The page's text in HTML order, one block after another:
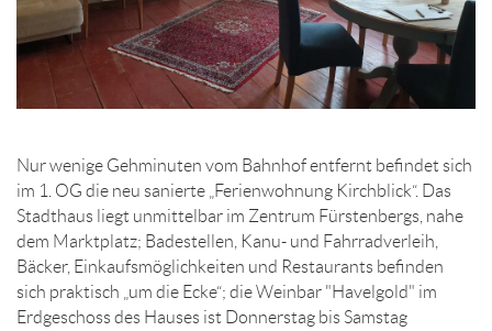
Nur wenige Gehminuten vom Bahnhof entfernt befindet sich
im 1. OG die neu sanierte „Ferienwohnung Kirchblick“. Das
Stadthaus liegt unmittelbar im Zentrum Fürstenbergs, nahe
dem Marktplatz; Badestellen, Kanu- und Fahrradverleih,
Bäcker, Einkaufsmöglichkeiten und Restaurants befinden
sich praktisch „um die Ecke“; die Weinbar "Havelgold" im
Erdgeschoss des Hauses ist Donnerstag bis Samstag